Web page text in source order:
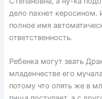
дело пахнет керосином.
полное имя
ответственность.
Ребенка могут звать
младенчестве его
потому что опять же в